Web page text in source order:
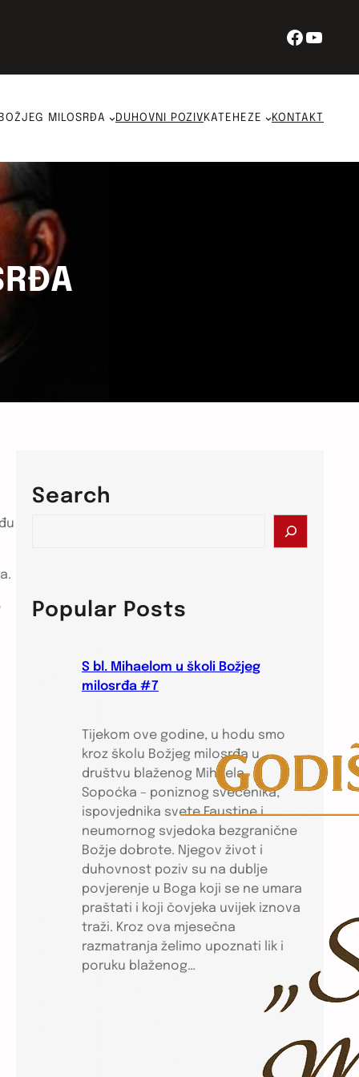
MILOSRĐA DUHOVNI POZIV KATEHEZE KONTAKT
Search
c
hPopular Posts
S bl. Mihaelom u školi Božjeg
milosrđa #7
Tijekom ove godine, u hodu smo
kroz školu Božjeg milosrđa u
društvu blaženog Mihaela
Sopoćka – poniznog svećenika,
ispovjednika svete Faustine i
neumornog svjedoka bezgranične
Božje dobrote. Njegov život i
duhovnost poziv su na dublje
povjerenje u Boga koji se ne umara
praštati i koji čovjeka uvijek iznova
traži. Kroz ova mjesečna
razmatranja želimo upoznati lik i
poruku blaženog…